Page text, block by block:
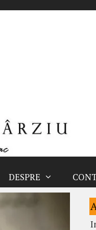
DESPRE